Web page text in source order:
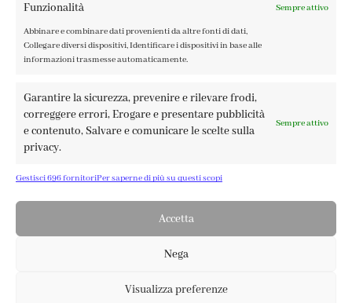
Funzionalità Sempre attivo
Abbinare e combinare dati provenienti da altre fonti di dati,
Collegare diversi dispositivi, Identificare i dispositivi in base alle
informazioni trasmesse automaticamente.
Garantire la sicurezza, prevenire e rilevare frodi,
correggere errori, Erogare e presentare pubblicità
e contenuto, Salvare e comunicare le scelte sulla
privacy.
Sempre attivo
Gestisci 696 fornitoriPer saperne di più su questi scopi
Accetta
Nega
Visualizza preferenze
FABBRICA DEL COLORE, VIA TAGLIAMENTO 13, 23900 LECCO
– ©ABRALUX SRL P.IVA 01504540137 | DESIGN BY